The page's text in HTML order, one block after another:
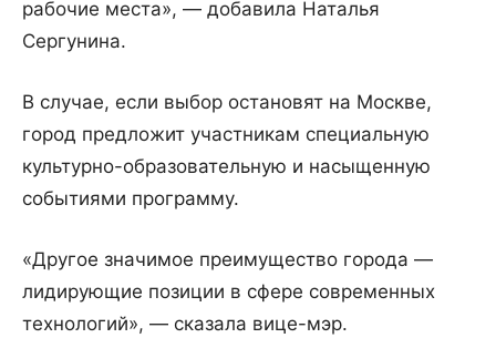
рабочие места», — добавила Наталья
Сергунина.
В случае, если выбор остановят на Москве,
город предложит участникам специальную
культурно-образовательную и насыщенную
событиями программу.
«Другое значимое преимущество города —
лидирующие позиции в сфере современных
технологий», — сказала вице-мэр.